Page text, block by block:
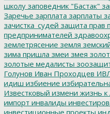
школу заповедник "Бастак"
Заречье зарплата зарплаты
зачистка_судей защита прав
предпринимателей
землетрясение земля
зима пришла змеи змея
золотые медалисты
Голунов Иван Проходцев
идиш избиение
Известковый измени жизнь
импорт инвалиды
инвестиционные проекты